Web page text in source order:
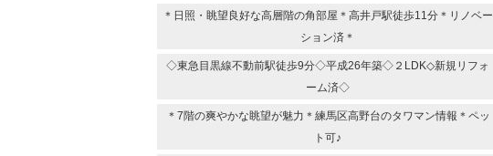
＊日照・眺望良好な高層階の角部屋＊高井戸駅徒歩11分＊リノベー
ション済＊
◇東急目黒線不動前駅徒歩9分◇平成26年築◇２LDK◇新規リフォ
ーム済◇
＊7階の爽やかな眺望が魅力＊練馬区高野台のタワマン情報＊ペッ
ト可♪